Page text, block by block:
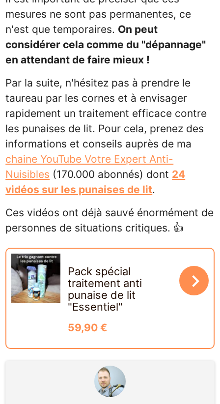
mesures ne sont pas permanentes, ce
n'est que temporaires. On peut
considérer cela comme du "dépannage"
en attendant de faire mieux !
Par la suite, n'hésitez pas à prendre le
taureau par les cornes et à envisager
rapidement un traitement efficace contre
les punaises de lit. Pour cela, prenez des
informations et conseils auprès de ma
chaine YouTube Votre Expert Anti-
Nuisibles (170.000 abonnés) dont 24
vidéos sur les punaises de lit.
Ces vidéos ont déjà sauvé énormément de
personnes de situations critiques. 👍
Pack spécial
traitement anti
punaise de lit
"Essentiel"
59,90 €
navigate_next